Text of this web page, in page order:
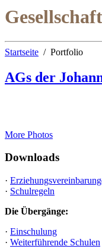
Startseite Portfolio
AGs der
More Photos
Downloads
·
· Schulregeln
Die Übergänge:
· Einschulung
· Weiterführende Schulen